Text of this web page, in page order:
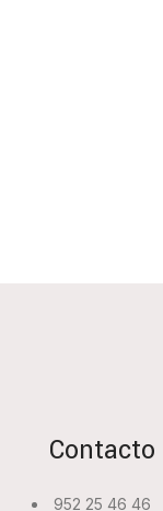
Contacto
952 25 46 46